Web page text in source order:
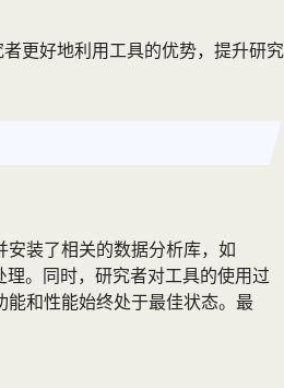
更好地利用工具的优势，提升研究
装了相关的数据分析库，如
。同时，研究者对工具的使用过
和性能始终处于最佳状态。最